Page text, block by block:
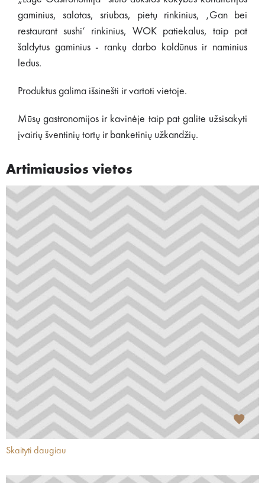
gaminius, salotas, sriubas, pietų rinkinius, ‚Gan bei
restaurant sushi‘ rinkinius, WOK patiekalus, taip pat
šaldytus gaminius - rankų darbo koldūnus ir naminius
ledus.
Produktus galima išsinešti ir vartoti vietoje.
Mūsų gastronomijos ir kavinėje taip pat galite užsisakyti
įvairių šventinių tortų ir banketinių užkandžių.
Artimiausios vietos
Skaityti daugiau